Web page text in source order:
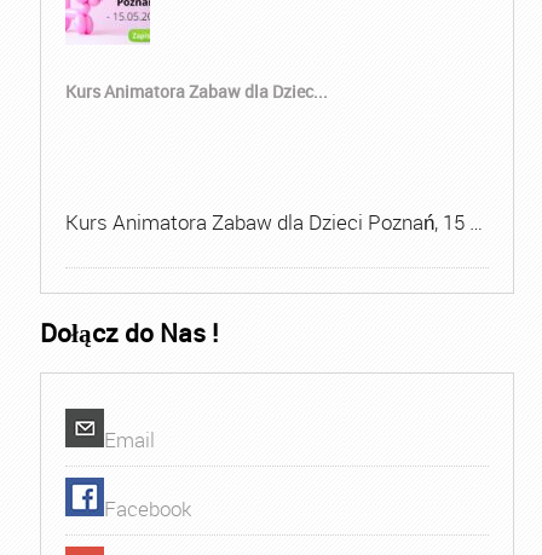
Kurs Animatora Zabaw dla Dziec...
Kurs Animatora Zabaw dla Dzieci Poznań, 15 …
Dołącz do Nas !
Email
Facebook